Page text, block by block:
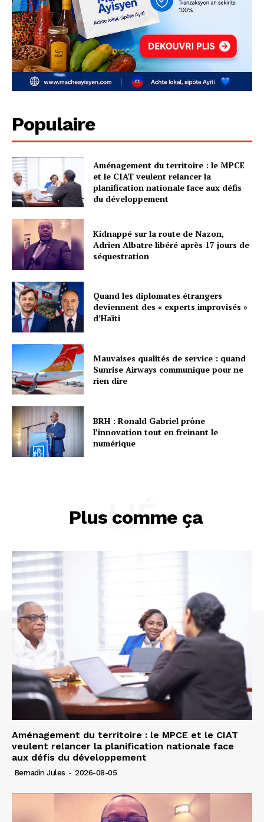
Populaire
Aménagement du territoire : le MPCE
et le CIAT veulent relancer la
planification nationale face aux défis
du développement
Kidnappé sur la route de Nazon,
Adrien Albatre libéré après 17 jours de
séquestration
Quand les diplomates étrangers
deviennent des « experts improvisés »
d’Haïti
Mauvaises qualités de service : quand
Sunrise Airways communique pour ne
rien dire
BRH : Ronald Gabriel prône
l’innovation tout en freinant le
numérique
Plus comme ça
LIÉ
Aménagement du territoire : le MPCE et le CIAT
veulent relancer la planification nationale face
aux défis du développement
Bernadin Jules - 2026-08-05